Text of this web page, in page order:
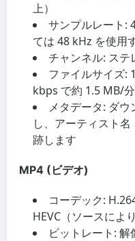
上）
サンプルレート:
ては 48 kHz を使用
チャンネル: ステ
ファイルサイズ:
kbps で約 1.5 MB/
メタデータ: ダ
し、アーティスト
跡します
MP4 (ビデオ)
コーデック:
HEVC（ソースにより
ビットレート: